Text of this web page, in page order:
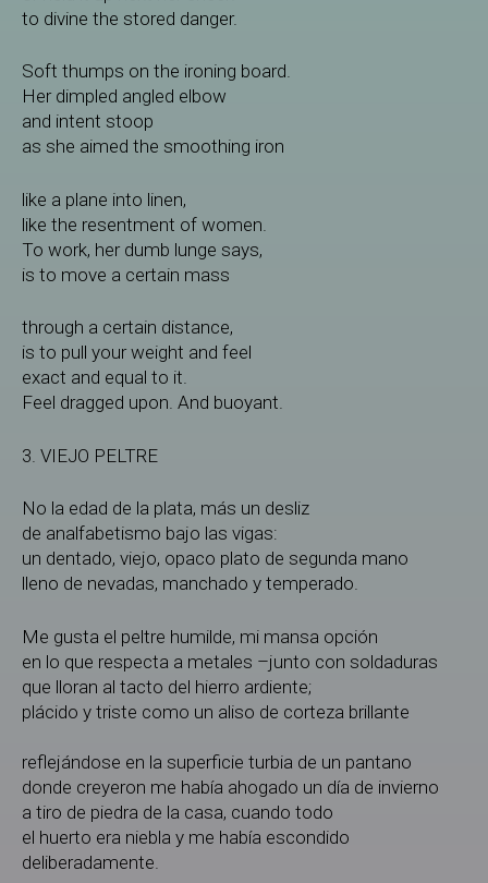
to divine the stored danger.
Soft thumps on the ironing board.
Her dimpled angled elbow
and intent stoop
as she aimed the smoothing iron
like a plane into linen,
like the resentment of women.
To work, her dumb lunge says,
is to move a certain mass
through a certain distance,
is to pull your weight and feel
exact and equal to it.
Feel dragged upon. And buoyant.
3. VIEJO PELTRE
No la edad de la plata, más un desliz
de analfabetismo bajo las vigas:
un dentado, viejo, opaco plato de segunda mano
lleno de nevadas, manchado y temperado.
Me gusta el peltre humilde, mi mansa opción
en lo que respecta a metales –junto con soldaduras
que lloran al tacto del hierro ardiente;
plácido y triste como un aliso de corteza brillante
reflejándose en la superficie turbia de un pantano
donde creyeron me había ahogado un día de invierno
a tiro de piedra de la casa, cuando todo
el huerto era niebla y me había escondido
deliberadamente.